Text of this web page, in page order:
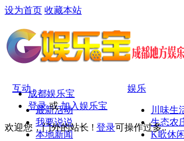
设为首页 收藏本站
成都娱乐宝
登录 或 加入娱乐宝
欢迎您，门外的站长 ! 登录可操作过多..
互动
最新活动
我要说说
本地新闻
娱乐
川味生
生态农
K歌休闲